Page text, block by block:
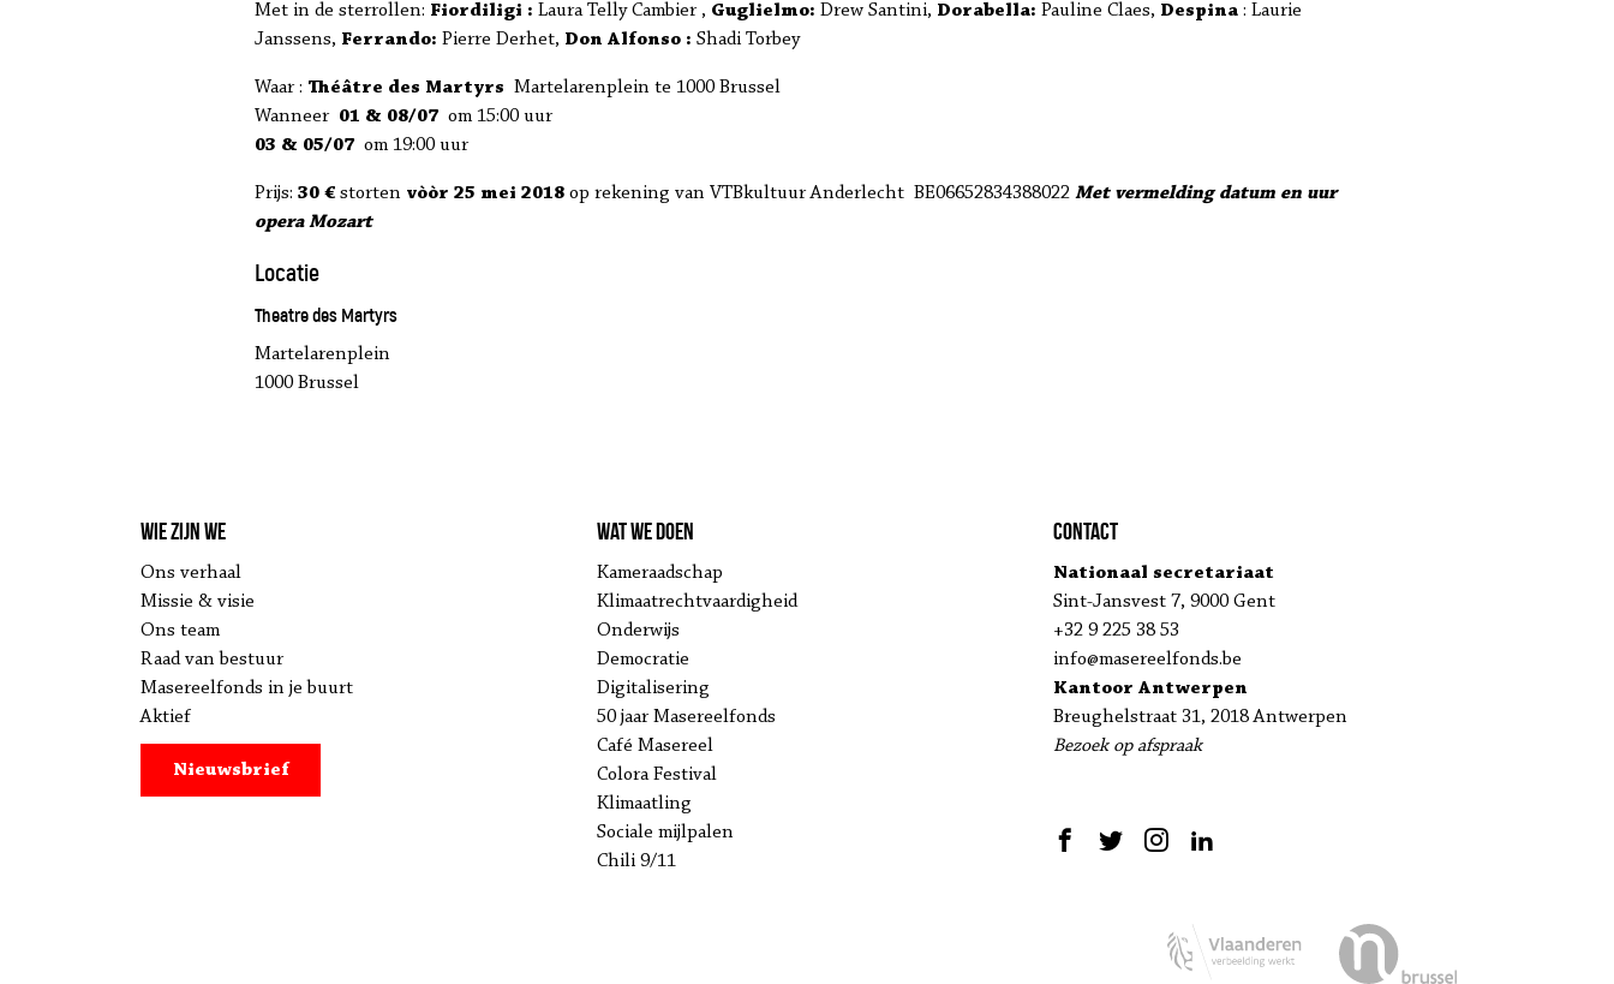
Met in de sterrollen: Fiordiligi : Laura Telly Cambier , Guglielmo: Drew Santini, Dorabella: Pauline Claes, Despina : Laurie
Janssens, Ferrando: Pierre Derhet, Don Alfonso : Shadi Torbey
Waar : Théâtre des Martyrs Martelarenplein te 1000 Brussel
Wanneer 01 & 08/07 om 15:00 uur
03 & 05/07 om 19:00 uur
Prijs: 30 € storten vòòr 25 mei 2018 op rekening van VTBkultuur Anderlecht BE06652834388022 Met vermelding datum en uur
opera Mozart
Locatie
Theatre des Martyrs
Martelarenplein
1000 Brussel
Wie zijn we
Ons verhaal
Missie & visie
Ons team
Raad van bestuur
Masereelfonds in je buurt
Aktief
Nieuwsbrief
Wat we doen
Kameraadschap
Klimaatrechtvaardigheid
Onderwijs
Democratie
Digitalisering
50 jaar Masereelfonds
Café Masereel
Colora Festival
Klimaatling
Sociale mijlpalen
Chili 9/11
Contact
Nationaal secretariaat
Sint-Jansvest 7, 9000 Gent
+32 9 225 38 53
info@masereelfonds.be
Kantoor Antwerpen
Breughelstraat 31, 2018 Antwerpen
Bezoek op afspraak